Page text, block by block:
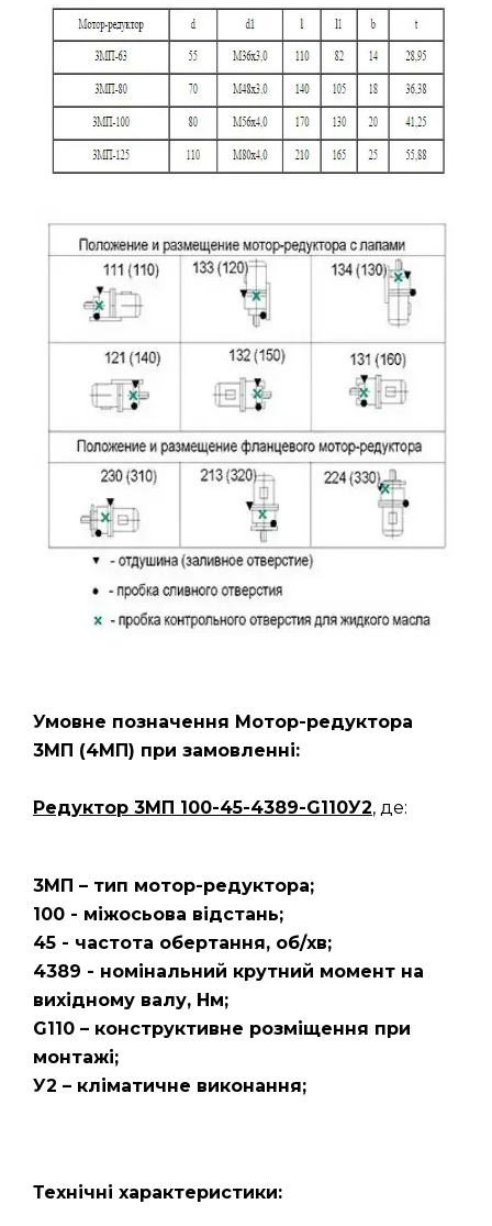
Умовне позначення Мотор-редуктора
3МП (4МП) при замовленні:
Редуктор 3МП 100-45-4389-G110У2, де:
3МП – тип мотор-редуктора;
100 - міжосьова відстань;
45 - частота обертання, об/хв;
4389 - номінальний крутний момент на
вихідному валу, Нм;
G110 – конструктивне розміщення при
монтажі;
У2 – кліматичне виконання;
Технічні характеристики: